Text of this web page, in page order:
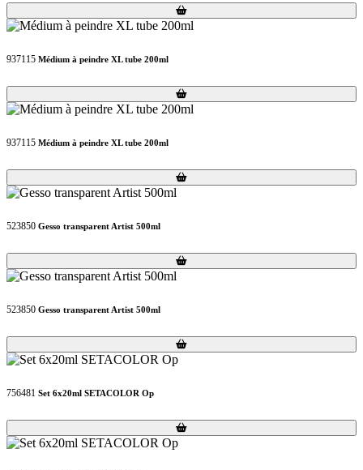
Loading...
Loading...
937115 Médium à peindre XL tube 200ml
Loading...
Loading...
937115 Médium à peindre XL tube 200ml
Loading...
Loading...
523850 Gesso transparent Artist 500ml
Loading...
Loading...
523850 Gesso transparent Artist 500ml
Loading...
Loading...
756481 Set 6x20ml SETACOLOR Op
Loading...
Loading...